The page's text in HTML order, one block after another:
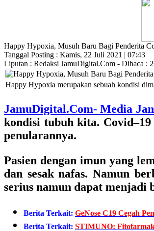
Happy Hypoxia, Musuh Baru Bagi Penderita
Tanggal Posting : Kamis, 22 Juli 2021 | 07:43
Liputan : Redaksi JamuDigital.Com - Dibaca :
Happy Hypoxia merupakan sebuah kondisi
JamuDigital.Com- Media
kondisi tubuh kita.
penularannya.
Pasien dengan imun yang
dan sesak nafas. Namun
serius namun dapat menjadi
Berita Terkait: GeNose C19 Cegah
Berita Terkait: STIMUNO: